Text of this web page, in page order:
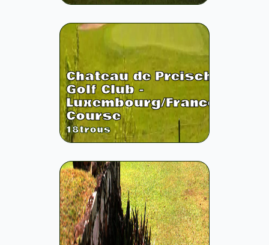
Chateau de Preisch
Golf Club -
Luxembourg/France
Course
18trous